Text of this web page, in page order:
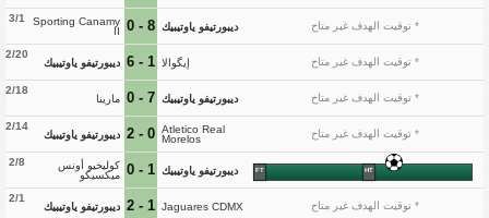
3/1
Sporting Canamy
II
8 - 0 ديبورتيفو ياوتيبيك * توقيت الهدف غير متاح
2/20
ديبورتيفو ياوتيبيك 1 - 6 إيگوالا * توقيت الهدف غير متاح
2/18
مارينا 7 - 0 ديبورتيفو ياوتيبيك * توقيت الهدف غير متاح
2/14
ديبورتيفو ياوتيبيك 0 - 2 Atletico Real
Morelos
* توقيت الهدف غير متاح
2/8
كوليخيو أونس
ميكسيكو
1 - 0 ديبورتيفو ياوتيبيك HT
FT
2/1
ديبورتيفو ياوتيبيك 1 - 2 Jaguares CDMX * توقيت الهدف غير متاح